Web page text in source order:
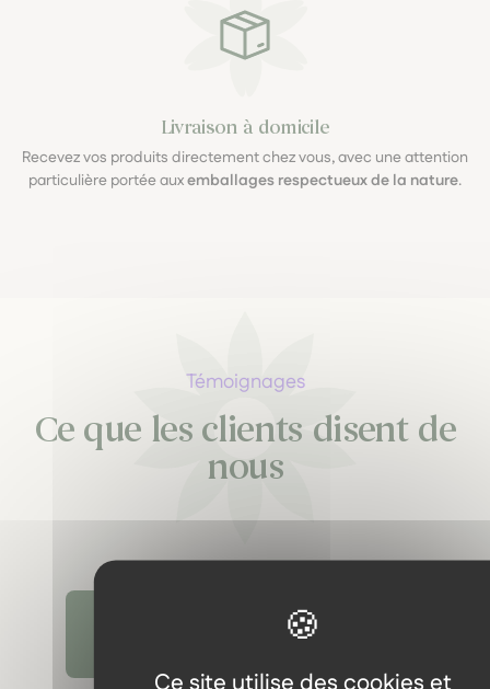
Livraison à domicile
Recevez vos produits directement chez vous, avec une attention
particulière portée auxemballages respectueux de la nature.
Témoignages
Ce que les clients disent de
nous
Découvrir tous les témoignages